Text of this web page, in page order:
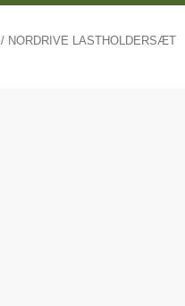
/ NORDRIVE LASTHOLDERSÆT